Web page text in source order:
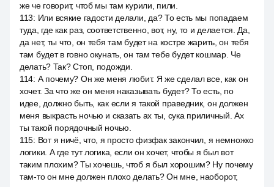
же че говорит, чтоб мы там курили, пили.
113: Или всякие гадости делали, да? То есть мы попадаем
туда, где как раз, соответственно, вот, ну, то и делается. Да,
да нет, ты что, он тебя там будет на костре жарить, он тебя
там будет в говно окунать, он там тебе будет кошмар. Че
делать? Так? Стоп, подожди.
114: А почему? Он же меня любит. Я же сделал все, как он
хочет. За что же он меня наказывать будет? То есть, по
идее, должно быть, как если я такой праведник, он должен
меня выкрасть ночью и сказать ах ты, сука приличный. Ах
ты такой порядочный ночью.
115: Вот я ничё, что, я просто физфак закончил, я немножко
логики. А где тут логика, если он хочет, чтобы я был вот
таким плохим? Ты хочешь, чтоб я был хорошим? Ну почему
там-то он мне должен плохо делать? Он мне, наоборот,